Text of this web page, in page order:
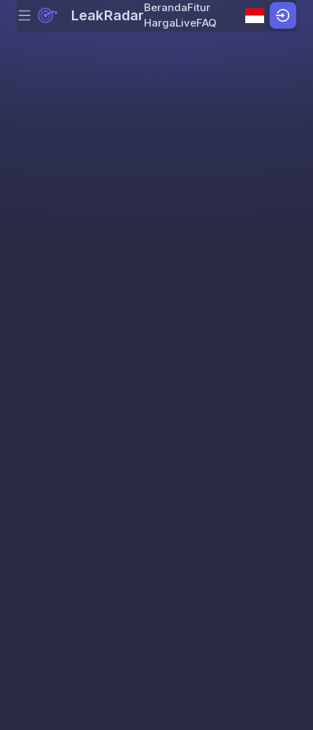
Skip to content
Menu LeakRadarBerandaFitur
HargaLiveFAQ